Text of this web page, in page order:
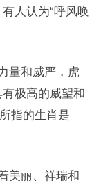
人认为“呼风唤
量和威严，虎
极高的威望和
指的生肖是
美丽、祥瑞和